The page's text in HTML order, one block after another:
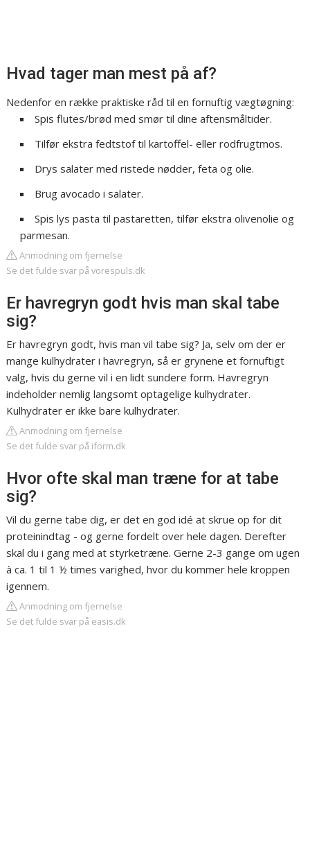
Hvad tager man mest på af?
Nedenfor en række praktiske råd til en fornuftig vægtøgning:
Spis flutes/brød med smør til dine aftensmåltider.
Tilfør ekstra fedtstof til kartoffel- eller rodfrugtmos.
Drys salater med ristede nødder, feta og olie.
Brug avocado i salater.
Spis lys pasta til pastaretten, tilfør ekstra olivenolie og
parmesan.
Anmodning om fjernelse
Se det fulde svar på vorespuls.dk
Er havregryn godt hvis man skal tabe
sig?
Er havregryn godt, hvis man vil tabe sig? Ja, selv om der er
mange kulhydrater i havregryn, så er grynene et fornuftigt
valg, hvis du gerne vil i en lidt sundere form. Havregryn
indeholder nemlig langsomt optagelige kulhydrater.
Kulhydrater er ikke bare kulhydrater.
Anmodning om fjernelse
Se det fulde svar på iform.dk
Hvor ofte skal man træne for at tabe
sig?
Vil du gerne tabe dig, er det en god idé at skrue op for dit
proteinindtag - og gerne fordelt over hele dagen. Derefter
skal du i gang med at styrketræne. Gerne 2-3 gange om ugen
à ca. 1 til 1 ½ times varighed, hvor du kommer hele kroppen
igennem.
Anmodning om fjernelse
Se det fulde svar på easis.dk